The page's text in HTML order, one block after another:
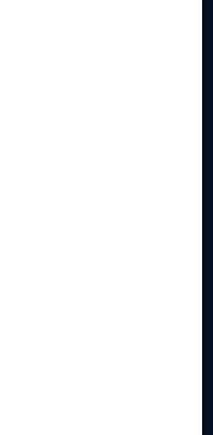
und